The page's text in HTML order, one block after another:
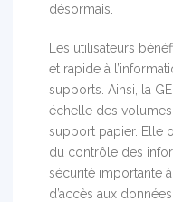
désormais.
Les utilisateurs
et rapide à
supports. Ainsi, la
échelle des
support papier. Elle
du contrôle des
sécurité importante
d’accès aux